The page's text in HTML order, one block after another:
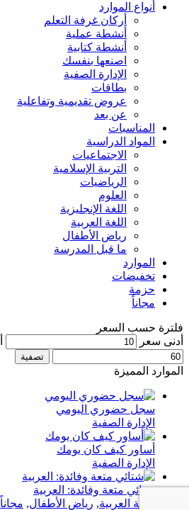
أنواع الموارد
أركان غرفة التعلم
أنشطة عملية
أنشطة كتابية
اصنعها بنفسك
الإدارة الصفية
بطاقات
عروض تقديمية وتفاعلية
عن بعد
المناسبات
المواد الدراسية
الاجتماعيات
التربية الإسلامية
الرياضيات
العلوم
اللغة الإنجليزية
اللغة العربية
رياض الأطفال
ما قبل المدرسة
الموارد
تخفيضات
حزمة
مجاناً
فلترة حسب السعر
أدنى سعر
تصفية
الموارد المميزة
سجل حضوري اليومي
الإدارة الصفية
أساور كيف كان يومك
الإدارة الصفية
شتائي متعة وفائدة: العربية
اللغة العربية, رياض الأطفال, مجاناً